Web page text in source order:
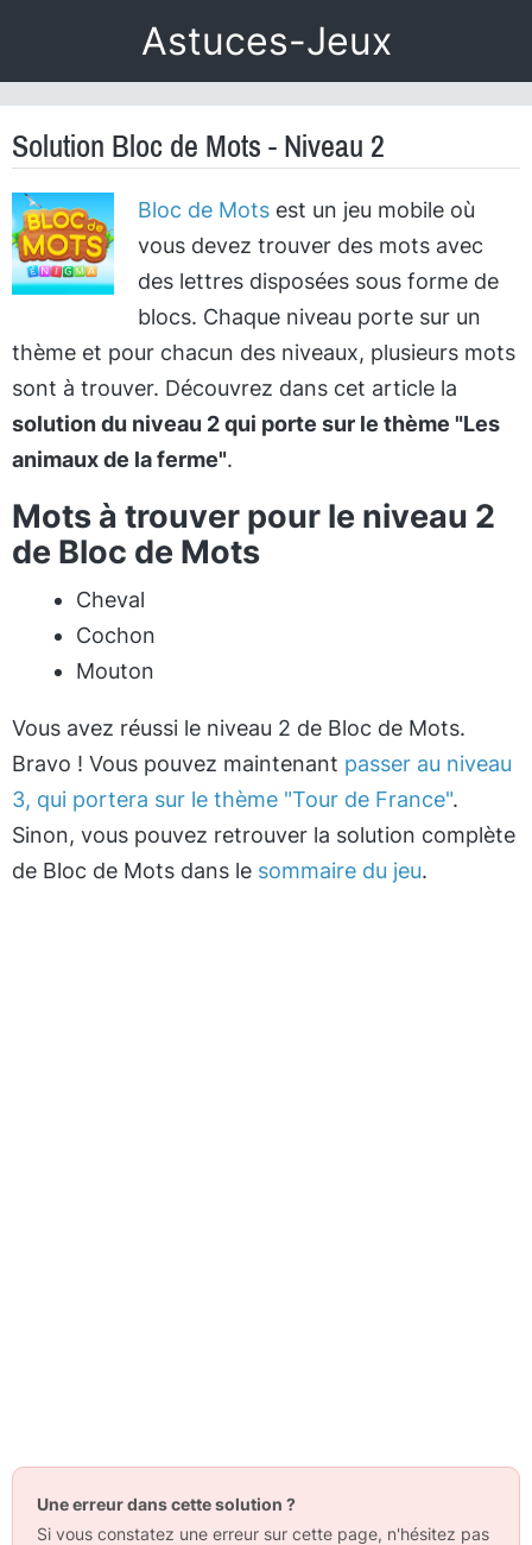
Astuces-Jeux
Solution Bloc de Mots - Niveau 2
Bloc de Motsest un jeu mobile où
vous devez trouver des mots avec
des lettres disposées sous forme de
blocs. Chaque niveau porte sur un
thème et pour chacun des niveaux, plusieurs mots
sont à trouver. Découvrez dans cet article la
solution du niveau 2 qui porte sur le thème "Les
animaux de la ferme".
Mots à trouver pour le niveau 2
de Bloc de Mots
Cheval
Cochon
Mouton
Vous avez réussi le niveau 2 de Bloc de Mots.
Bravo ! Vous pouvez maintenant passer au niveau
3, qui portera sur le thème "Tour de France".
Sinon, vous pouvez retrouver la solution complète
de Bloc de Mots dans le sommaire du jeu.
Une erreur dans cette solution ?
Si vous constatez une erreur sur cette page, n'hésitez pas